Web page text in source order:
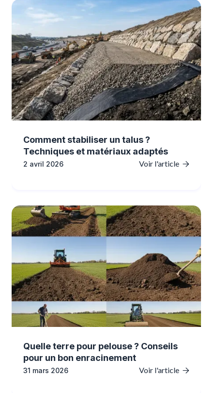
Comment stabiliser un talus ?
Techniques et matériaux adaptés
2 avril 2026 Voir l'article 
Quelle terre pour pelouse ? Conseils
pour un bon enracinement
31 mars 2026 Voir l'article 